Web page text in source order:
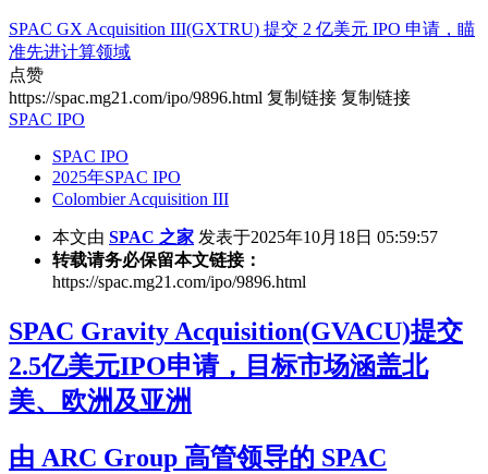
SPAC GX Acquisition III(GXTRU) 提交 2 亿美元 IPO 申请，瞄
准先进计算领域
点赞
https://spac.mg21.com/ipo/9896.html 复制链接 复制链接
SPAC IPO
SPAC IPO
2025年SPAC IPO
Colombier Acquisition III
本文由 SPAC 之家 发表于2025年10月18日 05:59:57
转载请务必保留本文链接：
https://spac.mg21.com/ipo/9896.html
SPAC Gravity Acquisition(GVACU)提交
2.5亿美元IPO申请，目标市场涵盖北
美、欧洲及亚洲
由 ARC Group 高管领导的 SPAC